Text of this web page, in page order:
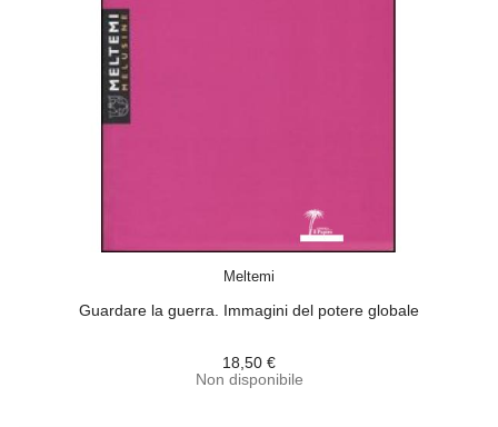
Meltemi
Guardare la guerra. Immagini del potere globale
18,50 €
Non disponibile